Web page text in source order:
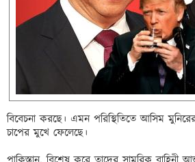
বিবেচনা করছে। এমন পরিস্থিতিতে আসিম
চাপের মুখে ফেলেছে।